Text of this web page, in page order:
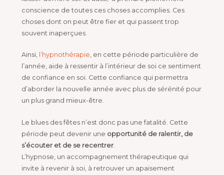
conscience de toutes ces choses accomplies. Ces
choses dont on peut être fier et qui passent trop
souvent inaperçues.
Ainsi,l’hypnothérapie, en cette période particulière de
l’année, aide à ressentir à l’intérieur de soi ce sentiment
de confiance en soi. Cette confiance qui permettra
d’aborder la nouvelle année avec plus de sérénité pour
un plus grand mieux-être.
Le blues des fêtes n’est donc pas une fatalité. Cette
période peut devenir une opportunité de ralentir, de
s’écouter et de se recentrer.
L’hypnose, un accompagnement thérapeutique qui
invite à revenir à soi, à retrouver un apaisement